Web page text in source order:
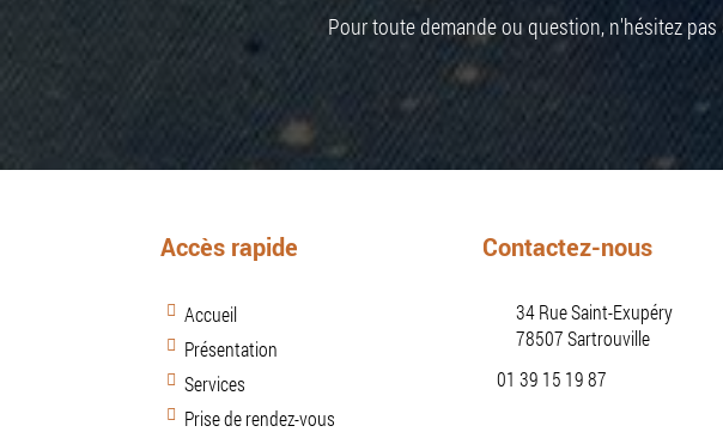
Pour toute demande ou question, n'hésitez pas
Accès rapide
Accueil
Présentation
Services
Prise de rendez-vous
Contactez-nous
34 Rue Saint-Exupéry
78507Sartrouville
01 39 15 19 87